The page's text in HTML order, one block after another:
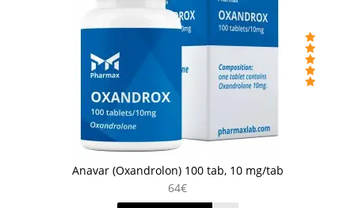
Anavar (Oxandrolon) 100 tab, 10 mg/tab
64€